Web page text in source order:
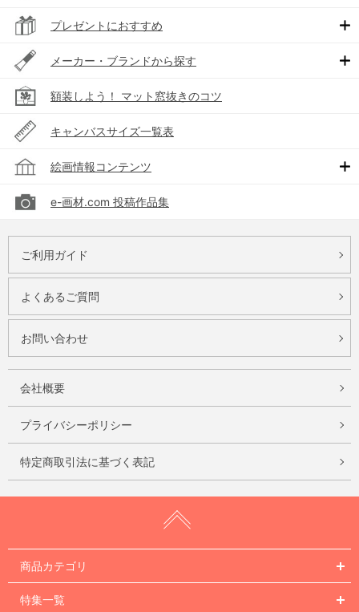
プレゼントにおすすめ
メーカー・ブランドから探す
額装しよう！ マット窓抜きのコツ
キャンバスサイズ一覧表
絵画情報コンテンツ
e-画材.com 投稿作品集
ご利用ガイド
よくあるご質問
お問い合わせ
会社概要
プライバシーポリシー
特定商取引法に基づく表記
商品カテゴリ
特集一覧